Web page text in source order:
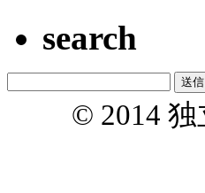
search
© 2014